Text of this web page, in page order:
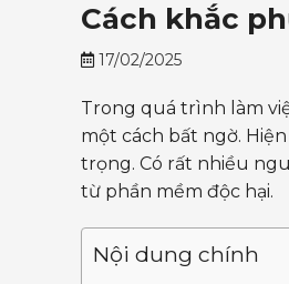
Cách khắc
17/02/2025
Trong quá trình làm
một cách bất ngờ.
trọng. Có rất nhiều
từ phần mềm độc hại.
Nội dung chính